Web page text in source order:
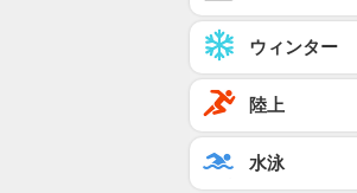
ウィンター
陸上
水泳